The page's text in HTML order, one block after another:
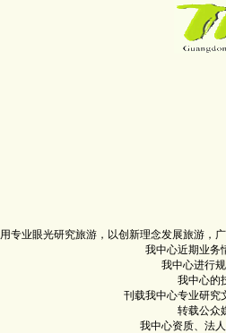
用专业眼光研究旅游，以创新理念发展旅游，
我中心近期业务
我中心进行
我中心的
刊载我中心专业研究
转载公众
我中心资质、法